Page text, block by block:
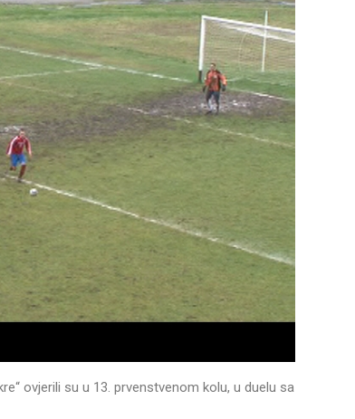
ovjerili su u 13. prvenstvenom kolu, u duelu sa